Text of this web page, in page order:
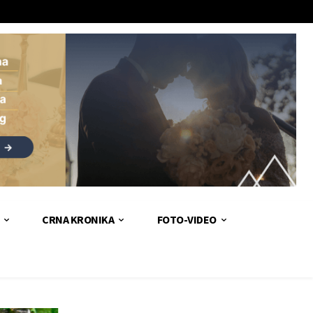
CRNA KRONIKA FOTO-VIDEO